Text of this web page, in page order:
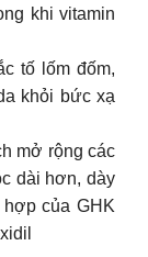
khi vitamin
tố lốm đốm,
khỏi bức xạ
mở rộng các
dài hơn, dày
của GHK